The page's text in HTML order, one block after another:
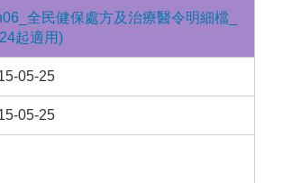
全民健保處方及治療醫令明細檔_
起適用)
05-25
05-25